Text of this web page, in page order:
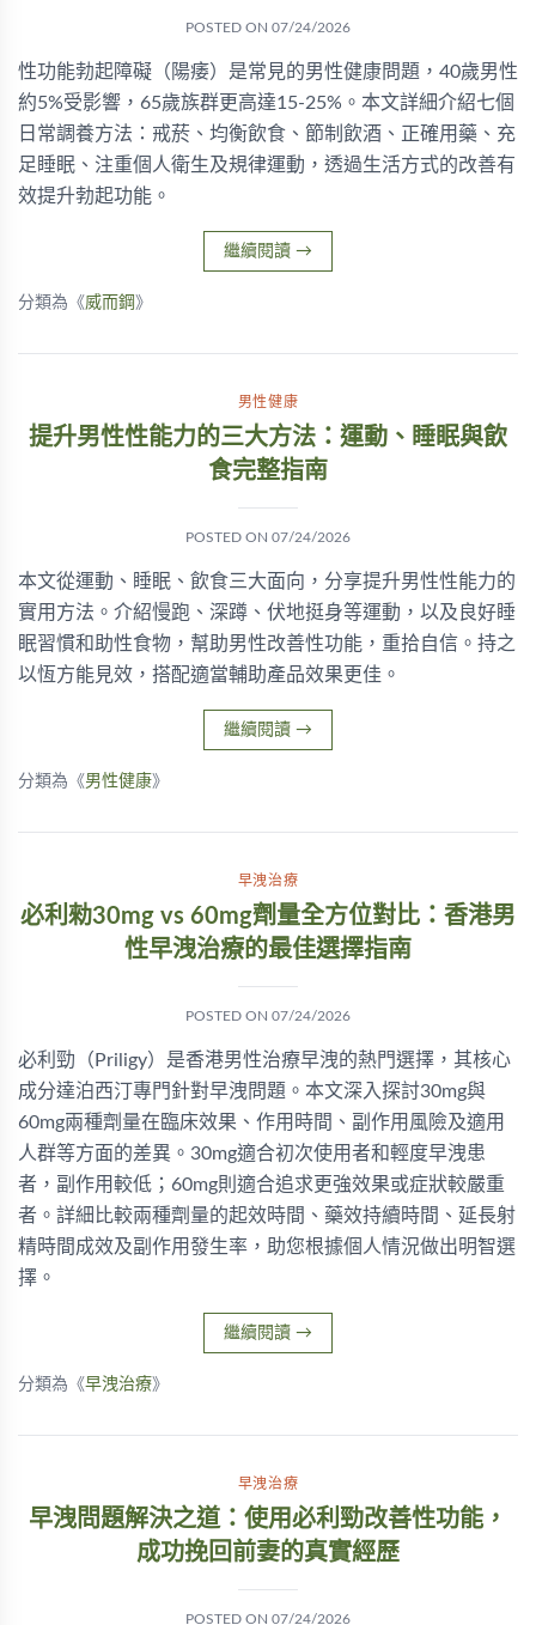
POSTED ON 07/24/2026
性功能勃起障礙（陽痿）是常見的男性健康問題，40歲男性
約5%受影響，65歲族群更高達15-25%。本文詳細介紹七個
日常調養方法：戒菸、均衡飲食、節制飲酒、正確用藥、充
足睡眠、注重個人衛生及規律運動，透過生活方式的改善有
效提升勃起功能。
繼續閱讀 →
分類為《威而鋼 》
男性健康
提升男性性能力的三大方法：運動、睡眠與飲
食完整指南
POSTED ON 07/24/2026
本文從運動、睡眠、飲食三大面向，分享提升男性性能力的
實用方法。介紹慢跑、深蹲、伏地挺身等運動，以及良好睡
眠習慣和助性食物，幫助男性改善性功能，重拾自信。持之
以恆方能見效，搭配適當輔助產品效果更佳。
繼續閱讀 →
分類為《男性健康》
早洩治療
必利勑30mg vs 60mg劑量全方位對比：香港男
性早洩治療的最佳選擇指南
POSTED ON 07/24/2026
必利勁（Priligy）是香港男性治療早洩的熱門選擇，其核心
成分達泊西汀專門針對早洩問題。本文深入探討30mg與
60mg兩種劑量在臨床效果、作用時間、副作用風險及適用
人群等方面的差異。30mg適合初次使用者和輕度早洩患
者，副作用較低；60mg則適合追求更強效果或症狀較嚴重
者。詳細比較兩種劑量的起效時間、藥效持續時間、延長射
精時間成效及副作用發生率，助您根據個人情況做出明智選
擇。
繼續閱讀 →
分類為《早洩治療》
早洩治療
早洩問題解決之道：使用必利勁改善性功能，
成功挽回前妻的真實經歷
POSTED ON 07/24/2026